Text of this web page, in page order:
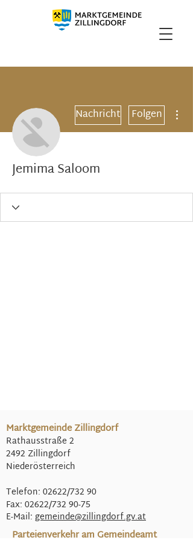
Nachricht Folgen
Jemima Saloom
Marktgemeinde Zillingdorf
Rathausstraße 2
2492 Zillingdorf
Niederösterreich
Telefon: 02622/732 90
Fax: 02622/732 90-75
E-Mail: gemeinde@zillingdorf.gv.at
Parteienverkehr am Gemeindeamt